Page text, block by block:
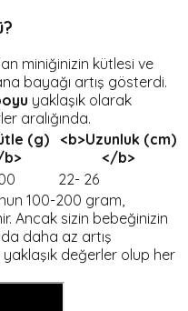
miniğinizin kütlesi ve
bayağı artış gösterdi.
yaklaşık olarak
aralığında.
(g)
<b>Uzunluk (cm)
</b>
22- 26
100-200 gram,
Ancak sizin bebeğinizin
daha az artış
değerler olup her